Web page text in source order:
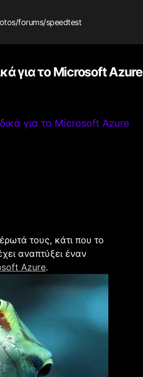
/forums/speedtest
για το Microsoft Azure
για το Microsoft Azure
τους, κάτι που το
αναπτύξει έναν
Azure.